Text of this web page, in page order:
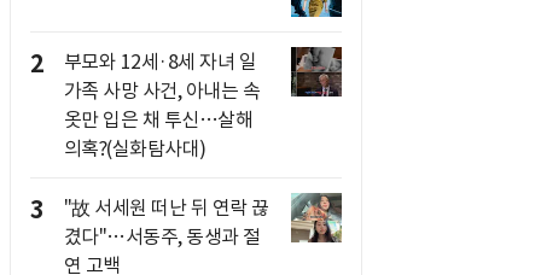
2
부모와 12세·8세 자녀 일
가족 사망 사건, 아내는 속
옷만 입은 채 투신…살해
의혹?(실화탐사대)
3
"故 서세원 떠난 뒤 연락 끊
겼다"…서동주, 동생과 절
연 고백